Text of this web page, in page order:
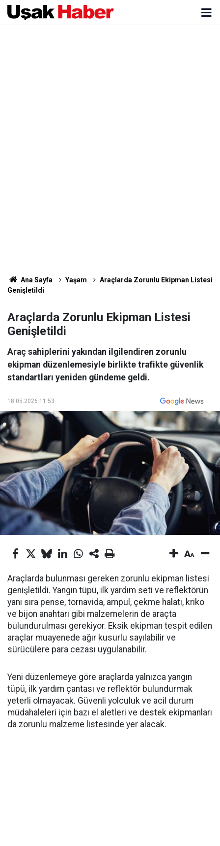
Ana Sayfa Yaşam
Araçlarda Zorunlu Ekipman Listesi
Genişletildi
Araçlarda Zorunlu Ekipman Listesi
Genişletildi
Araç sahiplerini yakından ilgilendiren zorunlu
ekipman düzenlemesiyle birlikte trafikte güvenlik
standartları yeniden gündeme geldi.
18.05.2026 11:53
Araçlarda bulunması gereken zorunlu ekipman listesi
genişletildi. Yangın tüpü, ilk yardım seti ve reflektörün
yanı sıra pense, tornavida, ampul, çekme halatı, kriko
ve bijon anahtarı gibi malzemelerin de araçta
bulundurulması gerekiyor. Eksik ekipman tespit edilen
araçlar muayenede ağır kusurlu sayılabilir ve
sürücülere para cezası uygulanabilir.
Yeni düzenlemeye göre araçlarda yalnızca yangın
tüpü, ilk yardım çantası ve reflektör bulundurmak
yeterli olmayacak. Güvenli yolculuk ve acil durum
müdahaleleri için bazı el aletleri ve destek ekipmanları
da zorunlu malzeme listesinde yer alacak.